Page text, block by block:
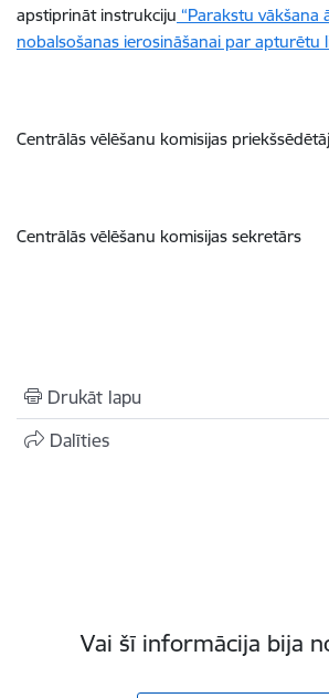
apstiprināt instrukciju “Parakstu vākšana
nobalsošanas ierosināšanai par apturētu
Centrālās vēlēšanu komisijas
Centrālās vēlēšanu komisijas sekretārs
Drukāt lapu
Dalīties
Vai šī informācija bija